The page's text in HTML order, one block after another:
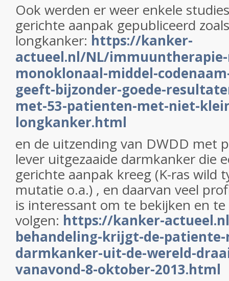
Ook werden er weer enkele
gerichte aanpak gepubliceerd
longkanker: https://kanker-
actueel.nl/NL/
monoklonaal-middel-
geeft-bijzonder-goede-
met-53-patienten-met-niet-
longkanker.html
en de uitzending van DWDD met
lever uitgezaaide darmkanker die
gerichte aanpak kreeg (K-ras wild
mutatie o.a.) , en daarvan veel
is interessant om te bekijken en te
volgen: https://kanker-
behandeling-krijgt-de-
darmkanker-uit-de-wereld-
vanavond-8-oktober-2013.html